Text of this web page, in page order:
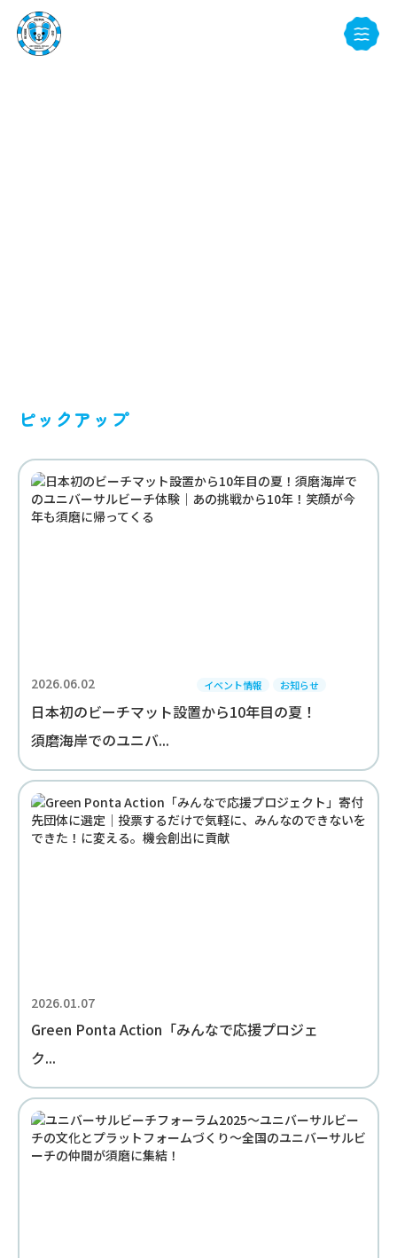
ピックアップ
2026.06.02 イベント情報 お知らせ
日本初のビーチマット設置から10年目の夏！
須磨海岸でのユニバ...
2026.01.07
Green Ponta Action「みんなで応援プロジェ
ク...